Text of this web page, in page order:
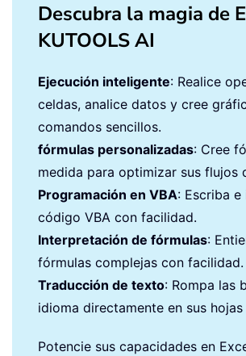
Descubra la magia de
KUTOOLS AI
Ejecución inteligente: Realice
celdas, analice datos y cree
comandos sencillos.
fórmulas personalizadas: Cree
medida para optimizar sus flujos
Programación en VBA: Escriba
código VBA con facilidad.
Interpretación de fórmulas:
fórmulas complejas con facilidad.
Traducción de texto: Rompa las
idioma directamente en sus
Potencie sus capacidades en